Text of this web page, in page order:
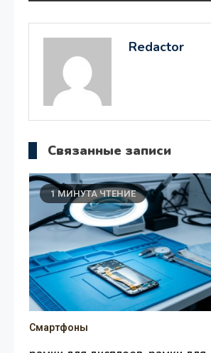
по
записям
Redactor
Связанные записи
1 МИНУТА ЧТЕНИЕ
Смартфоны